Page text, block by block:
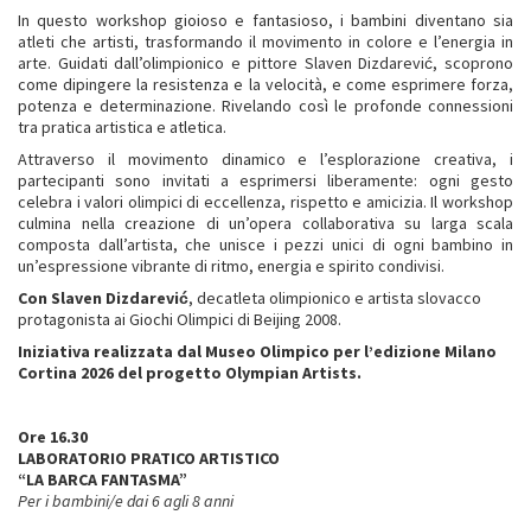
In questo workshop gioioso e fantasioso, i bambini diventano sia
atleti che artisti, trasformando il movimento in colore e l’energia in
arte. Guidati dall’olimpionico e pittore Slaven Dizdarević, scoprono
come dipingere la resistenza e la velocità, e come esprimere forza,
potenza e determinazione. Rivelando così le profonde connessioni
tra pratica artistica e atletica.
Attraverso il movimento dinamico e l’esplorazione creativa, i
partecipanti sono invitati a esprimersi liberamente: ogni gesto
celebra i valori olimpici di eccellenza, rispetto e amicizia. Il workshop
culmina nella creazione di un’opera collaborativa su larga scala
composta dall’artista, che unisce i pezzi unici di ogni bambino in
un’espressione vibrante di ritmo, energia e spirito condivisi.
Con Slaven Dizdarević, decatleta olimpionico e artista slovacco
protagonista ai Giochi Olimpici di Beijing 2008.
Iniziativa realizzata dal Museo Olimpico per l’edizione Milano
Cortina 2026 del progetto Olympian Artists.
Ore 16.30
LABORATORIO PRATICO ARTISTICO
“LA BARCA FANTASMA”
Per i bambini/e dai 6 agli 8 anni